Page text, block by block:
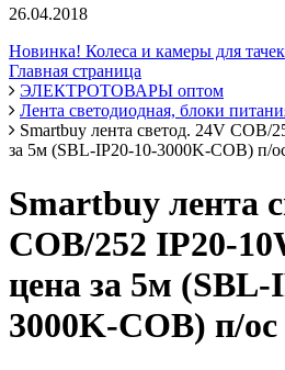
26.04.2018
Новинка! Колеса и камеры для тачек
Главная страница
ЭЛЕКТРОТОВАРЫ оптом
Лента светодиодная, блоки
Smartbuy лента светод. 24V COB/
за 5м (SBL-IP20-10-3000K-COB) п/
Smartbuy лента
COB/252 IP20-
цена за 5м (SBL-
3000K-COB) п/